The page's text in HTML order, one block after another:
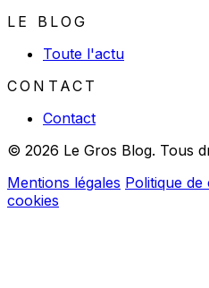
LE BLOG
Toute l'actu
CONTACT
Contact
© 2026 Le Gros Blog. Tous
Mentions légales Politique de
cookies